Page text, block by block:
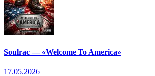
Soulrac — «Welcome To America»
17.05.2026